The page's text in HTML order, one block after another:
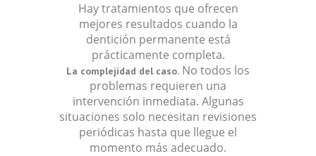
Hay tratamientos que ofrecen
mejores resultados cuando la
dentición permanente está
prácticamente completa.
La complejidad del caso. No todos los
problemas requieren una
intervención inmediata. Algunas
situaciones solo necesitan revisiones
periódicas hasta que llegue el
momento más adecuado.